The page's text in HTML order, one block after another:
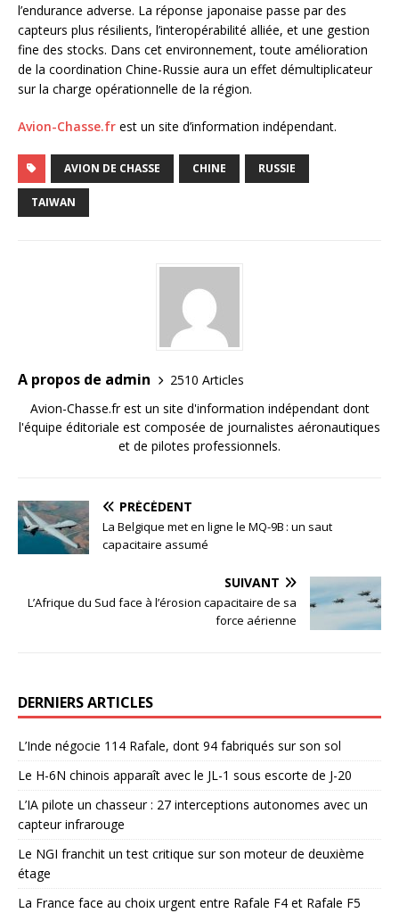
l’endurance adverse. La réponse japonaise passe par des
capteurs plus résilients, l’interopérabilité alliée, et une gestion
fine des stocks. Dans cet environnement, toute amélioration
de la coordination Chine-Russie aura un effet démultiplicateur
sur la charge opérationnelle de la région.
Avion-Chasse.fr est un site d’information indépendant.
AVION DE CHASSE CHINE RUSSIE
TAIWAN
A propos de admin
2510 Articles
Avion-Chasse.fr est un site d'information indépendant dont
l'équipe éditoriale est composée de journalistes aéronautiques
et de pilotes professionnels.
PRÉCÉDENT
La Belgique met en ligne le MQ-9B : un saut
capacitaire assumé
SUIVANT
L’Afrique du Sud face à l’érosion capacitaire de sa
force aérienne
DERNIERS ARTICLES
L’Inde négocie 114 Rafale, dont 94 fabriqués sur son sol
Le H-6N chinois apparaît avec le JL-1 sous escorte de J-20
L’IA pilote un chasseur : 27 interceptions autonomes avec un
capteur infrarouge
Le NGI franchit un test critique sur son moteur de deuxième
étage
La France face au choix urgent entre Rafale F4 et Rafale F5